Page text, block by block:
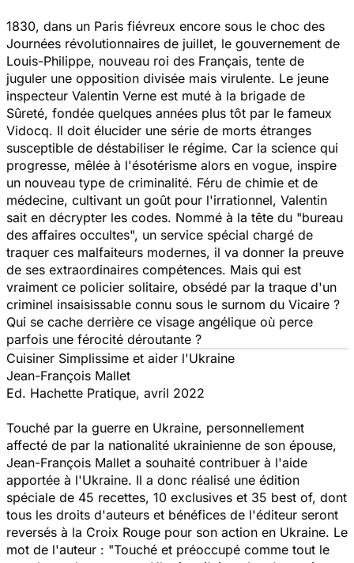
1830, dans un Paris fiévreux encore sous le choc des
Journées révolutionnaires de juillet, le gouvernement de
Louis-Philippe, nouveau roi des Français, tente de
juguler une opposition divisée mais virulente. Le jeune
inspecteur Valentin Verne est muté à la brigade de
Sûreté, fondée quelques années plus tôt par le fameux
Vidocq. Il doit élucider une série de morts étranges
susceptible de déstabiliser le régime. Car la science qui
progresse, mêlée à l'ésotérisme alors en vogue, inspire
un nouveau type de criminalité. Féru de chimie et de
médecine, cultivant un goût pour l'irrationnel, Valentin
sait en décrypter les codes. Nommé à la tête du "bureau
des affaires occultes", un service spécial chargé de
traquer ces malfaiteurs modernes, il va donner la preuve
de ses extraordinaires compétences. Mais qui est
vraiment ce policier solitaire, obsédé par la traque d'un
criminel insaisissable connu sous le surnom du Vicaire ?
Qui se cache derrière ce visage angélique où perce
parfois une férocité déroutante ?
Cuisiner Simplissime et aider l'Ukraine
Jean-François Mallet
Ed. Hachette Pratique, avril 2022
Touché par la guerre en Ukraine, personnellement
affecté de par la nationalité ukrainienne de son épouse,
Jean-François Mallet a souhaité contribuer à l'aide
apportée à l'Ukraine. Il a donc réalisé une édition
spéciale de 45 recettes, 10 exclusives et 35 best of, dont
tous les droits d'auteurs et bénéfices de l'éditeur seront
reversés à la Croix Rouge pour son action en Ukraine. Le
mot de l'auteur : "Touché et préoccupé comme tout le